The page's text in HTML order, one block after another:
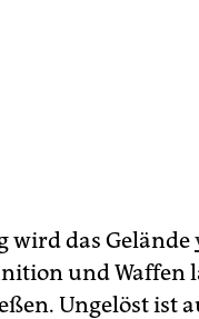
wird das Gelände
und Waffen
Ungelöst ist